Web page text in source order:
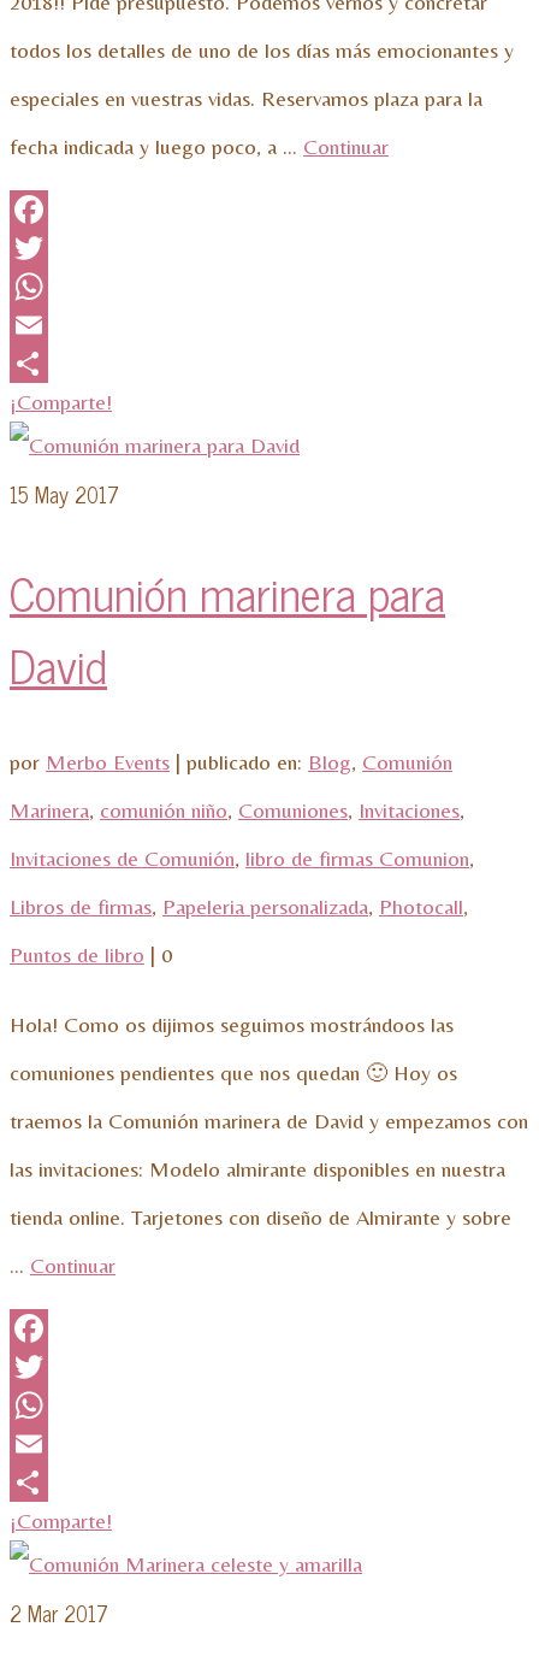
todos los detalles de uno de los días más emocionantes y
especiales en vuestras vidas. Reservamos plaza para la
fecha indicada y luego poco, a … Continuar
Facebook
Twitter
WhatsApp
Email
¡Comparte!
15 May 2017
Comunión marinera para
David
por Merbo Events | publicado en: Blog, Comunión
Marinera, comunión niño, Comuniones, Invitaciones,
Invitaciones de Comunión, libro de firmas Comunion,
Libros de firmas, Papeleria personalizada, Photocall,
Puntos de libro | 0
Hola! Como os dijimos seguimos mostrándoos las
comuniones pendientes que nos quedan 🙂 Hoy os
traemos la Comunión marinera de David y empezamos con
las invitaciones: Modelo almirante disponibles en nuestra
tienda online. Tarjetones con diseño de Almirante y sobre
… Continuar
Facebook
Twitter
WhatsApp
Email
¡Comparte!
2 Mar 2017